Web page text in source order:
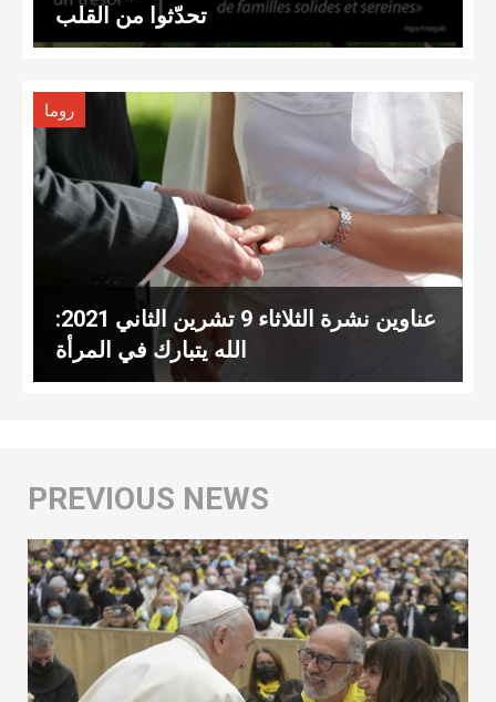
تحدّثوا من القلب
روما
عناوين نشرة الثلاثاء 9 تشرين الثاني 2021:
الله يتبارك في المرأة